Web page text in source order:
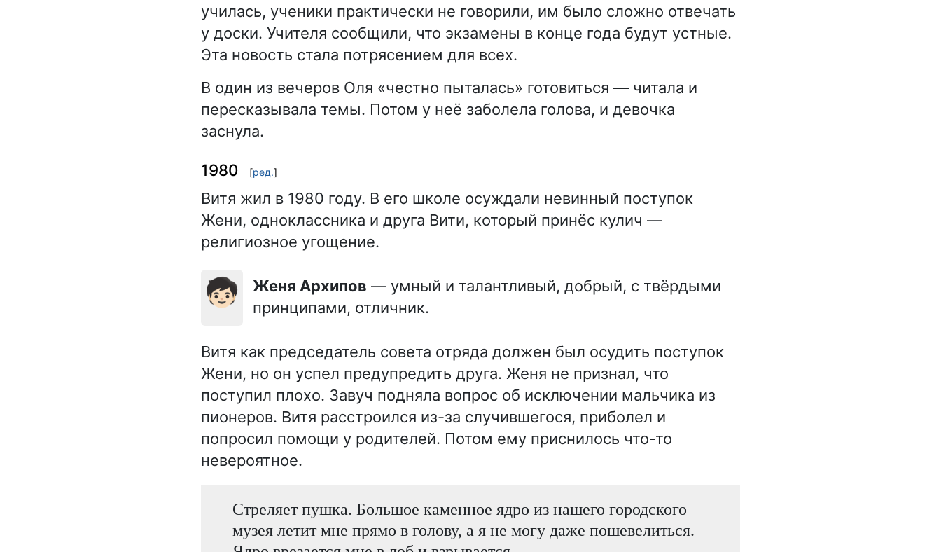
училась, ученики практически не говорили, им было сложно отвечать
у доски. Учителя сообщили, что экзамены в конце года будут устные.
Эта новость стала потрясением для всех.
В один из вечеров Оля «честно пыталась» готовиться — читала и
пересказывала темы. Потом у неё заболела голова, и девочка
заснула.
1980 [ред.]
Витя жил в 1980 году. В его школе осуждали невинный поступок
Жени, одноклассника и друга Вити, который принёс кулич —
религиозное угощение.
🧒🏻 Женя Архипов — умный и талантливый, добрый, с твёрдыми
принципами, отличник.
Витя как председатель совета отряда должен был осудить поступок
Жени, но он успел предупредить друга. Женя не признал, что
поступил плохо. Завуч подняла вопрос об исключении мальчика из
пионеров. Витя расстроился из-за случившегося, приболел и
попросил помощи у родителей. Потом ему приснилось что-то
невероятное.
Стреляет пушка. Большое каменное ядро из нашего городского
музея летит мне прямо в голову, а я не могу даже пошевелиться.